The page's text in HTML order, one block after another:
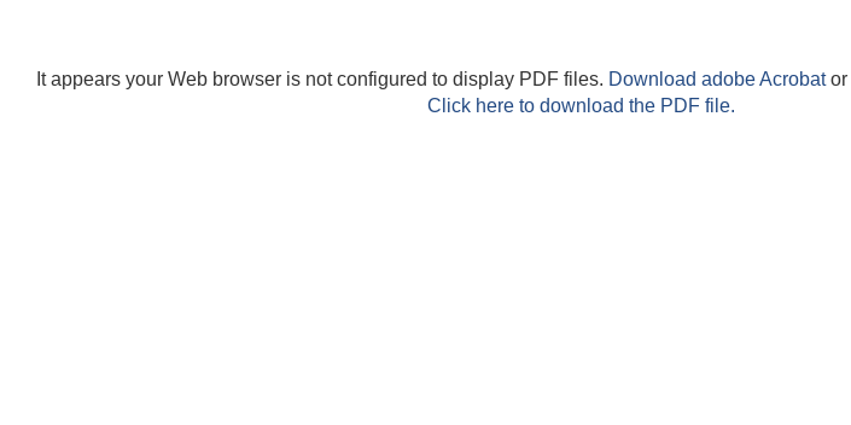
It appears your Web browser is not configured to display PDF files. Download adobe Acrobator
Click here to download the PDF file.